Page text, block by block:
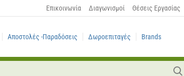
Επικοινωνία Διαγωνισμοί Θέσεις Εργασίας
Αποστολές -Παραδόσεις Δωροεπιταγές Brands